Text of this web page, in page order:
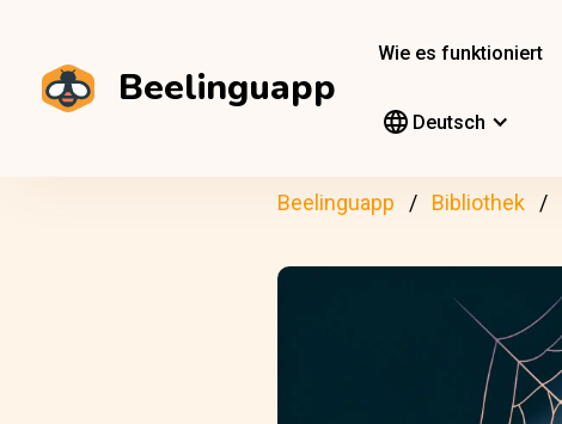
Beelinguapp
Wie es funktioniert
Deutsch
Beelinguapp Bibliothek